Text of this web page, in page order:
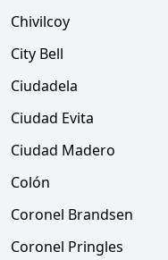
Chivilcoy
City Bell
Ciudadela
Ciudad Evita
Ciudad Madero
Colón
Coronel Brandsen
Coronel Pringles